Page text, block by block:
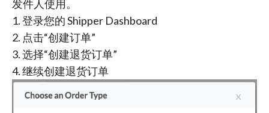
发件人使用。
1. 登录您的 Shipper Dashboard
2. 点击“创建订单”
3. 选择“创建退货订单”
4. 继续创建退货订单